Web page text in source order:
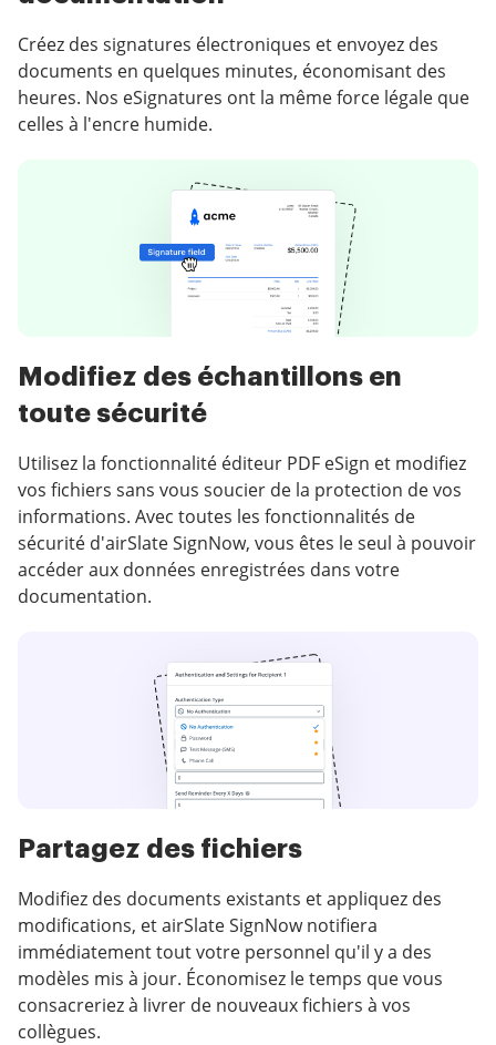
Créez des signatures électroniques et envoyez des
documents en quelques minutes, économisant des
heures. Nos eSignatures ont la même force légale que
celles à l'encre humide.
Modifiez des échantillons en
toute sécurité
Utilisez la fonctionnalité éditeur PDF eSign et modifiez
vos fichiers sans vous soucier de la protection de vos
informations. Avec toutes les fonctionnalités de
sécurité d'airSlate SignNow, vous êtes le seul à pouvoir
accéder aux données enregistrées dans votre
documentation.
Partagez des fichiers
Modifiez des documents existants et appliquez des
modifications, et airSlate SignNow notifiera
immédiatement tout votre personnel qu'il y a des
modèles mis à jour. Économisez le temps que vous
consacreriez à livrer de nouveaux fichiers à vos
collègues.